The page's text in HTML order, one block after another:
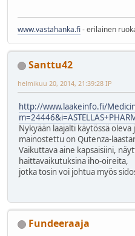
www.vastahanka.fi- erilainen
Santtu42
helmikuu 20, 2014, 21:39:28 IP
http://www.laakeinfo.fi/
Nykyään laajalti käytössä
mainostettu on Qutenza-
Vaikuttava aine kapsaisiini,
haittavaikutuksina iho-oireita,
jotka tosin voi johtua myös
Fundeeraaja